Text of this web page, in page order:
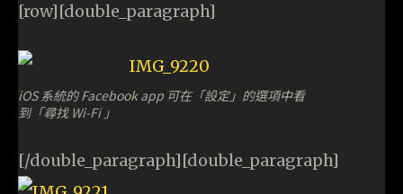
[row][double_paragraph]
iOS 系統的 Facebook app 可在「設定」的選項中看
到「尋找 Wi-Fi 」
[/double_paragraph][double_paragraph]